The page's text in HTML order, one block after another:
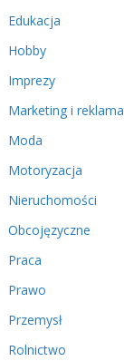
Edukacja
Hobby
Imprezy
Marketing i reklama
Moda
Motoryzacja
Nieruchomości
Obcojęzyczne
Praca
Prawo
Przemysł
Rolnictwo